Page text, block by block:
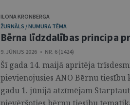
ILONA KRONBERGA
ŽURNĀLS / NUMURA TĒMA
Bērna līdzdalības principa
9. JŪNIJS 2026 • NR. 6 (1424)
Šī gada 14. maijā apritēja
pievienojusies ANO Bērnu
gadu 1. jūnijā atzīmējam